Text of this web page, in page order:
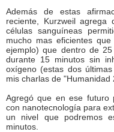
Además de estas
reciente, Kurzweil agrega
células sanguíneas
mucho mas eficientes
ejemplo) que dentro de
durante 15 minutos sin
oxígeno (estas dos
mis charlas de
Agregó que en ese futuro
con nanotecnología para
un nivel que podremos
minutos.